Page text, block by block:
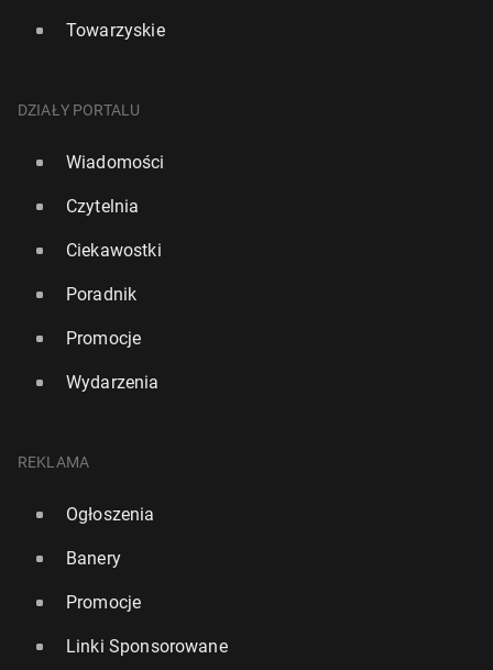
Towarzyskie
DZIAŁY PORTALU
Wiadomości
Czytelnia
Ciekawostki
Poradnik
Promocje
Wydarzenia
REKLAMA
Ogłoszenia
Banery
Promocje
Linki Sponsorowane